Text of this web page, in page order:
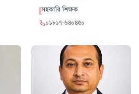
সহকারি শিক্ষক
০১৮১৭-৬৪০৪৫০